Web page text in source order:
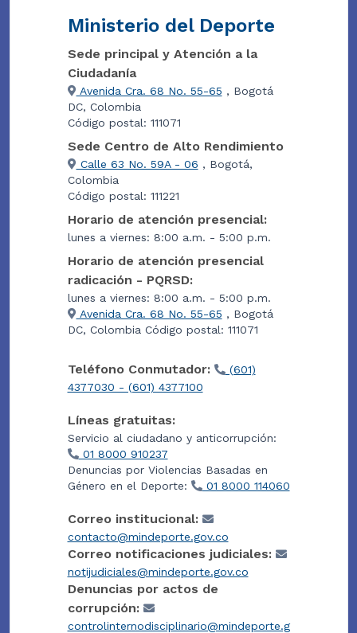
Ministerio del Deporte
Sede principal y Atención a la
Ciudadanía
Avenida Cra. 68 No. 55-65 , Bogotá
DC, Colombia
Código postal: 111071
Sede Centro de Alto Rendimiento
Calle 63 No. 59A - 06 , Bogotá,
Colombia
Código postal: 111221
Horario de atención presencial:
lunes a viernes: 8:00 a.m. - 5:00 p.m.
Horario de atención presencial
radicación - PQRSD:
lunes a viernes: 8:00 a.m. - 5:00 p.m.
Avenida Cra. 68 No. 55-65 , Bogotá
DC, Colombia Código postal: 111071
Teléfono Conmutador:
(601)
4377030 - (601) 4377100
Líneas gratuitas:
Servicio al ciudadano y anticorrupción:
01 8000 910237
Denuncias por Violencias Basadas en
Género en el Deporte:
01 8000 114060
Correo institucional:
contacto@mindeporte.gov.co
Correo notificaciones judiciales:
notijudiciales@mindeporte.gov.co
Denuncias por actos de
corrupción:
controlinternodisciplinario@mindeporte.g